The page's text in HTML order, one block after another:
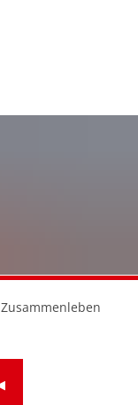
de
Zusammenleben